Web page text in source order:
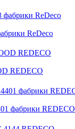
ReDeco
REDECO
фабрики REDECO